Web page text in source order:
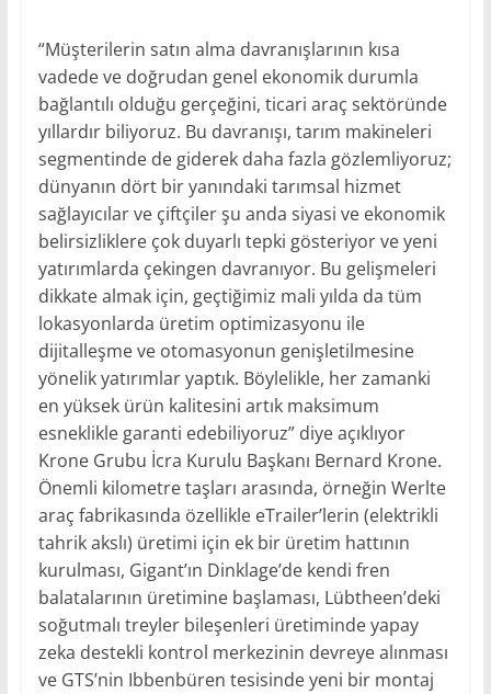
“Müşterilerin satın alma davranışlarının kısa
vadede ve doğrudan genel ekonomik durumla
bağlantılı olduğu gerçeğini, ticari araç sektöründe
yıllardır biliyoruz. Bu davranışı, tarım makineleri
segmentinde de giderek daha fazla gözlemliyoruz;
dünyanın dört bir yanındaki tarımsal hizmet
sağlayıcılar ve çiftçiler şu anda siyasi ve ekonomik
belirsizliklere çok duyarlı tepki gösteriyor ve yeni
yatırımlarda çekingen davranıyor. Bu gelişmeleri
dikkate almak için, geçtiğimiz mali yılda da tüm
lokasyonlarda üretim optimizasyonu ile
dijitalleşme ve otomasyonun genişletilmesine
yönelik yatırımlar yaptık. Böylelikle, her zamanki
en yüksek ürün kalitesini artık maksimum
esneklikle garanti edebiliyoruz” diye açıklıyor
Krone Grubu İcra Kurulu Başkanı Bernard Krone.
Önemli kilometre taşları arasında, örneğin Werlte
araç fabrikasında özellikle eTrailer’lerin (elektrikli
tahrik akslı) üretimi için ek bir üretim hattının
kurulması, Gigant’ın Dinklage’de kendi fren
balatalarının üretimine başlaması, Lübtheen’deki
soğutmalı treyler bileşenleri üretiminde yapay
zeka destekli kontrol merkezinin devreye alınması
ve GTS’nin Ibbenbüren tesisinde yeni bir montaj